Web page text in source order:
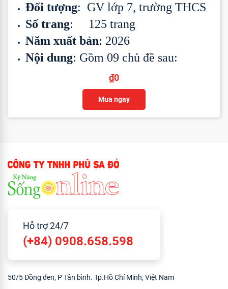
Đối tượng: GV lớp 7, trường THCS
Số trang: 125 trang
Năm xuất bản: 2026
Nội dung: Gồm 09 chủ đề sau:
₫0
Mua ngay
Hỗ trợ 24/7
(+84) 0908.658.598
50/5 Đồng đen, P Tân bình. Tp.Hồ Chí Minh, Việt Nam